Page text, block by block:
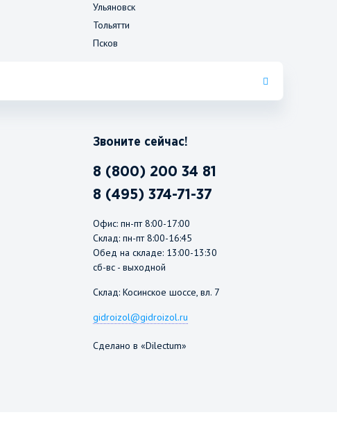
Ульяновск
Тольятти
Псков
Звоните сейчас!
8 (800) 200 34 81
8 (495) 374-71-37
Офис: пн-пт 8:00-17:00
Склад: пн-пт 8:00-16:45
Обед на складе: 13:00-13:30
сб-вс - выходной
Склад: Косинское шоссе, вл. 7
gidroizol@gidroizol.ru
Сделано в «Dilectum»